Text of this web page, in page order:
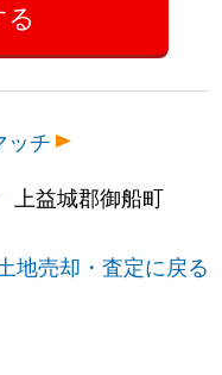
ッチ
上益城郡御船町
地売却・査定に戻る